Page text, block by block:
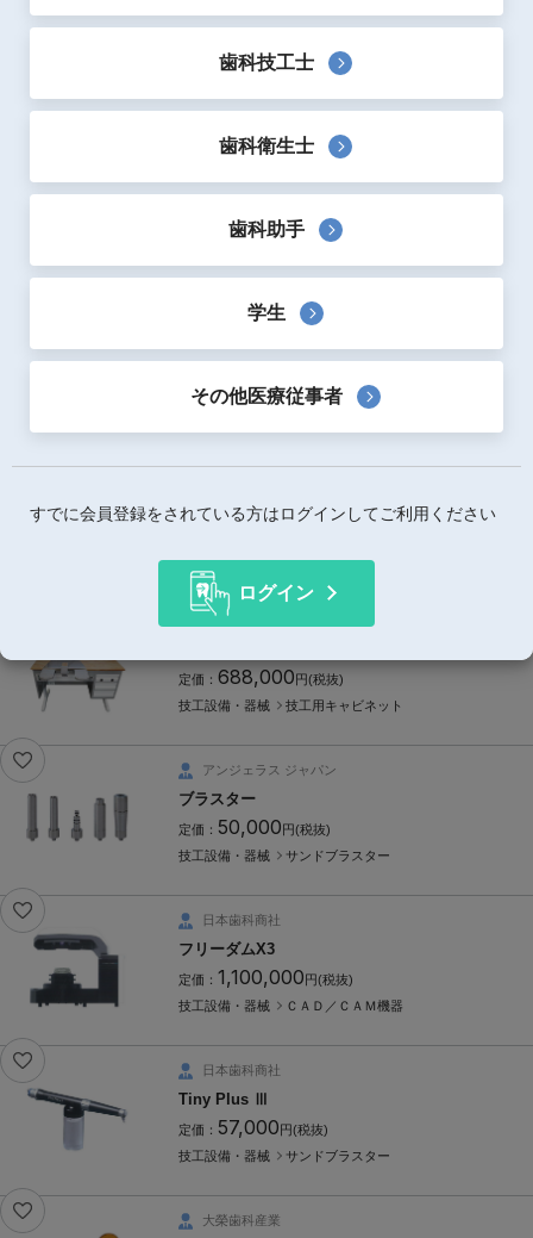
オストロマット プレス
1,694,000円(税抜)
新製品
オストロマット220 G2
1,500,000
円(税抜)
モモセ歯科商会
FORM 4B
技工設備・器械
ＣＡＤ／ＣＡＭ機器
松風
900,000
大榮歯科産業
定価： 688,000円(税抜)
技工設備・器械
技工用キャビネット
アンジェラス ジャパン
ブラスター
定価： 50,000円(税抜)
技工設備・器械
サンドブラスター
日本歯科商社
フリーダムX3
定価： 1,100,000円(税抜)
技工設備・器械
ＣＡＤ／ＣＡＭ機器
日本歯科商社
Tiny Plus Ⅲ
定価： 57,000円(税抜)
技工設備・器械
サンドブラスター
大榮歯科産業
歯科技工士
歯科衛生士
歯科助手
学生
その他医療従事者
すでに会員登録をされている方はログインしてご利用ください
ログイン